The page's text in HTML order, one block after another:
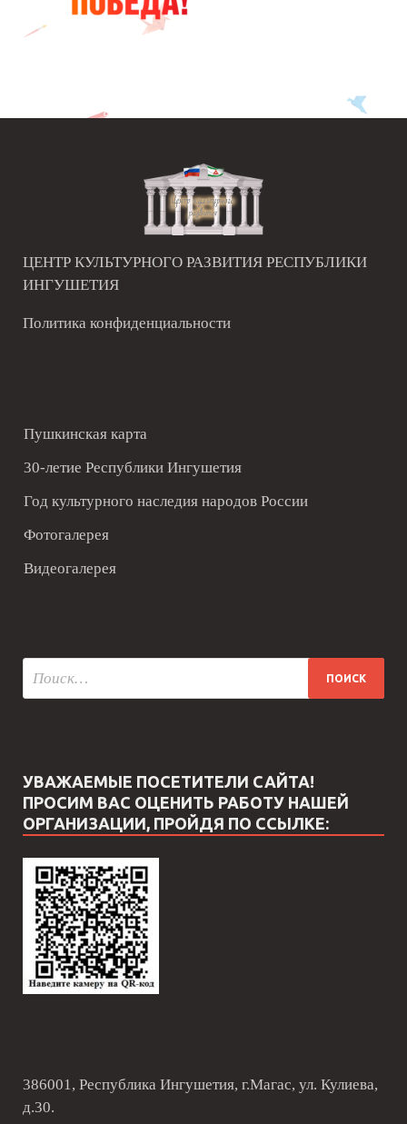
ЦЕНТР КУЛЬТУРНОГО РАЗВИТИЯ РЕСПУБЛИКИ
ИНГУШЕТИЯ
Политика конфиденциальности
Пушкинская карта
30-летие Республики Ингушетия
Год культурного наследия народов России
Фотогалерея
Видеогалерея
УВАЖАЕМЫЕ ПОСЕТИТЕЛИ САЙТА!
ПРОСИМ ВАС ОЦЕНИТЬ РАБОТУ НАШЕЙ
ОРГАНИЗАЦИИ, ПРОЙДЯ ПО ССЫЛКЕ:
386001, Республика Ингушетия, г.Магас, ул. Кулиева,
д.30.